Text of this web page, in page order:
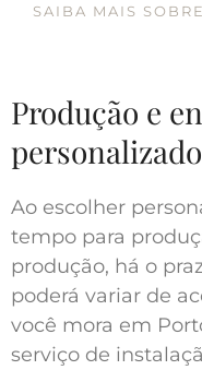
SAIBA MAIS
Produção e
Ao escolher
tempo para
produção, há o
poderá variar de
você mora em
serviço de